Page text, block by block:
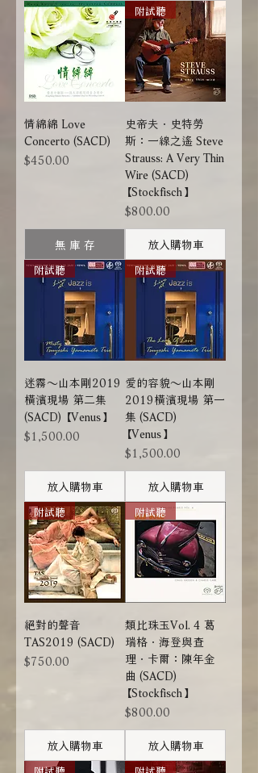
情綿綿 Love
Concerto (SACD)
價格
$450.00
無 庫 存
附試聽
史帝夫．史特勞
斯：一線之遙 Steve
Strauss: A Very Thin
Wire (SACD)
【Stockfisch】
價格
$800.00
放入購物車
附試聽
迷霧～山本剛2019
橫濱現場 第二集
(SACD) 【Venus】
價格
$1,500.00
放入購物車
附試聽
愛的容貌～山本剛
2019橫濱現場 第一
集 (SACD)
【Venus】
價格
$1,500.00
放入購物車
附試聽
絕對的聲音
TAS2019 (SACD)
價格
$750.00
放入購物車
附試聽
類比珠玉Vol. 4 葛
瑞格．海登與查
理．卡爾：陳年金
曲 (SACD)
【Stockfisch】
價格
$800.00
放入購物車
附試聽 附試聽